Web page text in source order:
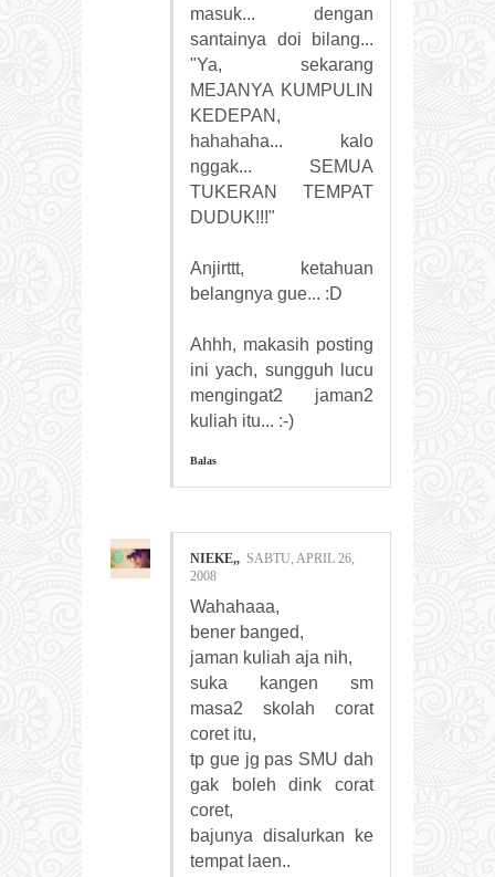
masuk... dengan
santainya doi bilang...
"Ya, sekarang
MEJANYA KUMPULIN
KEDEPAN,
hahahaha... kalo
nggak... SEMUA
TUKERAN TEMPAT
DUDUK!!!"
Anjirttt, ketahuan
belangnya gue... :D
Ahhh, makasih posting
ini yach, sungguh lucu
mengingat2 jaman2
kuliah itu... :-)
Balas
NIEKE,, SABTU, APRIL 26,
2008
Wahahaaa,
bener banged,
jaman kuliah aja nih,
suka kangen sm
masa2 skolah corat
coret itu,
tp gue jg pas SMU dah
gak boleh dink corat
coret,
bajunya disalurkan ke
tempat laen..